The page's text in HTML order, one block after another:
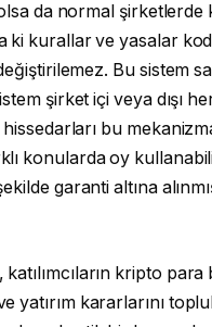
da normal şirketlerde
ki kurallar ve yasalar
Bu sistem
şirket içi veya dışı
bu
konularda oy
garanti altına
kripto
yatırım kararlarını